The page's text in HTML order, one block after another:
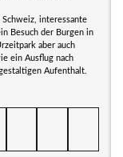
interessante
Besuch der Burgen in
aber auch
ein Ausflug nach
Aufenthalt.